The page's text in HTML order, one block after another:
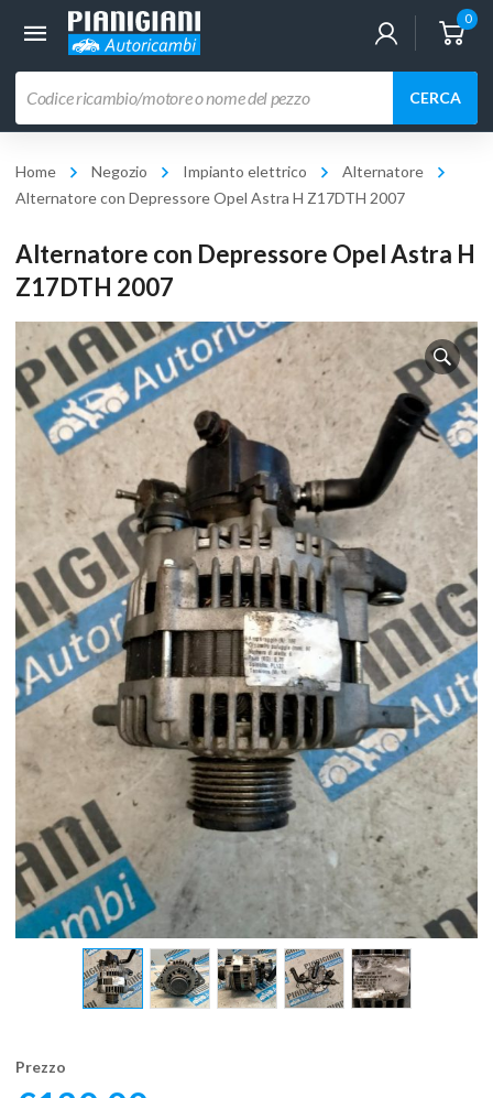
0
prodotti
CERCA
Home Negozio Impianto elettrico
Alternatore
Alternatore con Depressore Opel Astra H Z17DTH 2007
Alternatore con Depressore Opel Astra H
Z17DTH 2007
Prezzo